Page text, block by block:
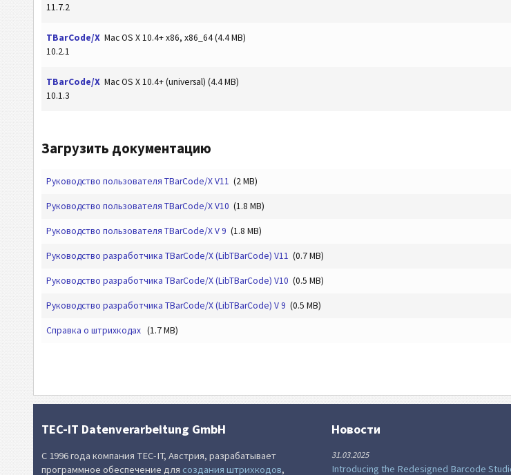
11.7.2
TBarCode/XMac OS X 10.4+ x86, x86_64 (4.4 MB)
10.2.1
TBarCode/XMac OS X 10.4+ (universal) (4.4 MB)
10.1.3
Загрузить документацию
Руководство пользователя TBarCode/X V11 (2 MB)
Руководство пользователя TBarCode/X V10 (1.8 MB)
Руководство пользователя TBarCode/X V 9 (1.8 MB)
Руководство разработчика TBarCode/X (LibTBarCode) V11 (0.7 MB)
Руководство разработчика TBarCode/X (LibTBarCode) V10 (0.5 MB)
Руководство разработчика TBarCode/X (LibTBarCode) V 9 (0.5 MB)
Справка о штрихкодах (1.7 MB)
TEC-IT Datenverarbeitung GmbH
С 1996 года компания TEC-IT, Австрия, разрабатывает
программное обеспечение для создания штрихкодов,
Новости
31.03.2025
Introducing the Redesigned Barcode